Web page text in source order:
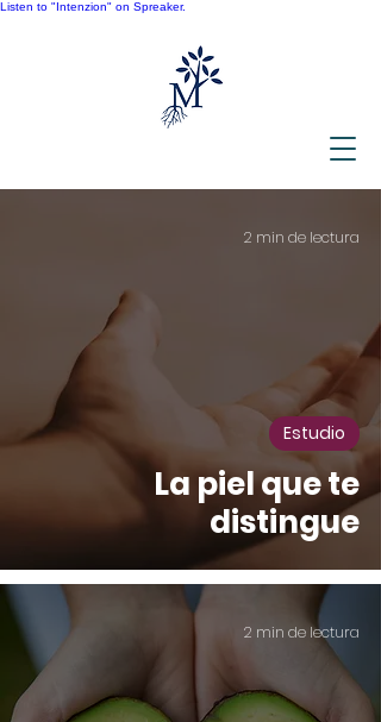
Listen to "Intenzion" on Spreaker.
La piel que te
distingue
Estudio
2 min de lectura
2 min de lectura